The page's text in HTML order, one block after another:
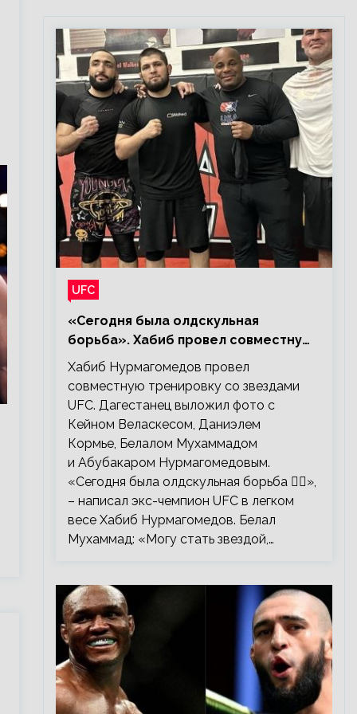
UFC
«Сегодня была олдскульная
борьба». Хабиб провел совместную
тренировку со звездами UFC
Хабиб Нурмагомедов провел
совместную тренировку со звездами
UFC. Дагестанец выложил фото с
Кейном Веласкесом, Даниэлем
Кормье, Белалом Мухаммадом
и Абубакаром Нурмагомедовым.
«Сегодня была олдскульная борьба 🤼‍♂️»,
– написал экс-чемпион UFC в легком
весе Хабиб Нурмагомедов. Белал
Мухаммад: «Могу стать звездой,…